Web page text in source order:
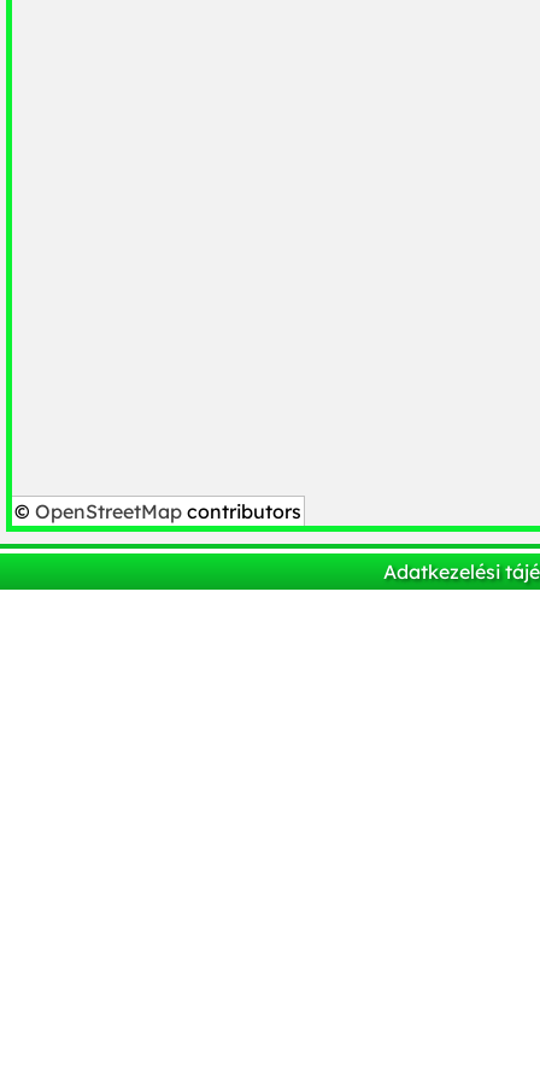
© OpenStreetMap contributors
Adatkezelési